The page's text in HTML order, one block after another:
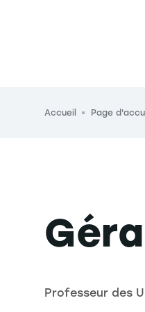
Fil d'Ariane
Accueil Page
Professeur des